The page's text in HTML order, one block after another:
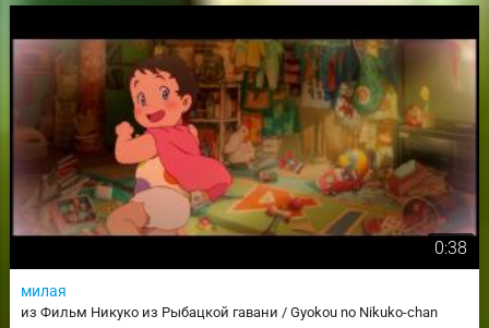
0:38
милая
из Фильм Никуко из Рыбацкой гавани / Gyokou no Nikuko-chan